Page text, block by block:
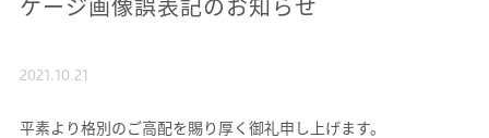
ケージ画像誤表記のお知らせ
2021.10.21
平素より格別のご高配を賜り厚く御礼申し上げます。